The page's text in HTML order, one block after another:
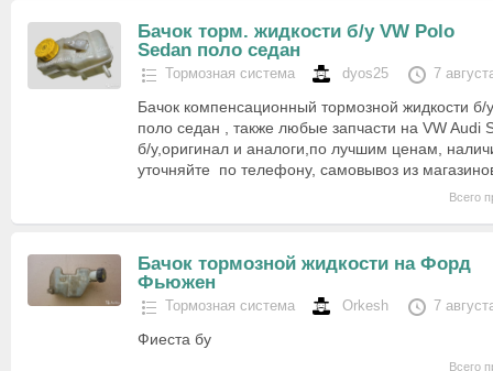
Бачок торм. жидкости б/у VW Polo
Sedan поло седан
Тормозная система dyos25 7
Бачок компенсационный тормозной жидкости б/
поло седан , также любые запчасти на VW Audi
б/у,оригинал и аналоги,по лучшим ценам,
уточняйте по телефону, самовывоз из
Всего
Бачок тормозной жидкости на Форд
Фьюжен
Тормозная система Orkesh 7
Фиеста бу
Всего